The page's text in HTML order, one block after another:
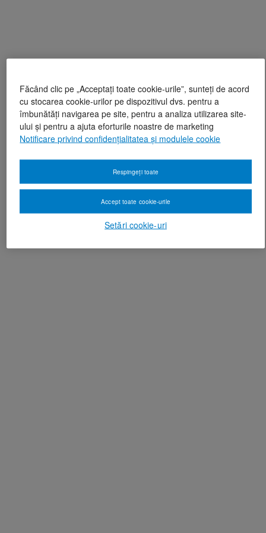
Făcând clic pe „Acceptați toate cookie-urile”, sunteți de acord
cu stocarea cookie-urilor pe dispozitivul dvs. pentru a
îmbunătăți navigarea pe site, pentru a analiza utilizarea site-
ului și pentru a ajuta eforturile noastre de marketing
Notificare privind confidențialitatea și modulele cookie
Setări cookie-uri
Respingeți toate
Accept toate cookie-urile